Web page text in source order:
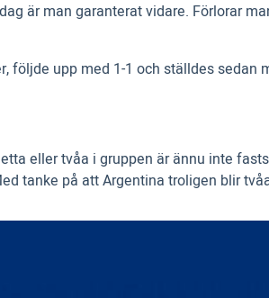
är man garanterat vidare. Förlorar
följde upp med 1-1 och ställdes
eller tvåa i gruppen är ännu inte
tanke på att Argentina troligen blir